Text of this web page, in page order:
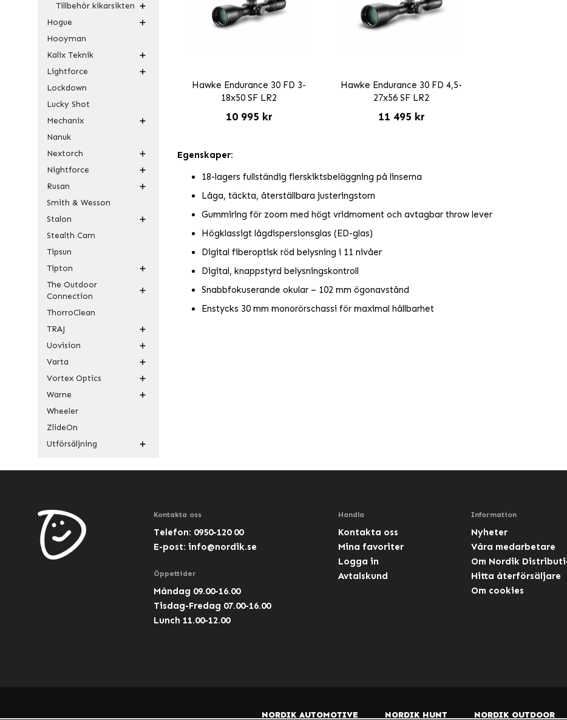
Tillbehör kikarsikten
Hogue
Hooyman
Kalix Teknik
Lightforce
Lockdown
Lucky Shot
Mechanix
Nanuk
Nextorch
Nightforce
Rusan
Smith & Wesson
Stalon
Stealth Cam
Tipsun
Tipton
The Outdoor
Connection
ThorroClean
TRAJ
Uovision
Varta
Vortex Optics
Warne
Wheeler
ZlideOn
Utförsäljning
Hawke Endurance 30 FD 3-
18x50 SF LR2
10 995 kr
Hawke Endurance 30 FD 4,5-
27x56 SF LR2
11 495 kr
Egenskaper:
18-lagers fullständig flerskiktsbeläggning på linserna
Låga, täckta, återställbara justeringstorn
Gummiring för zoom med högt vridmoment och avtagbar throw lever
Högklassigt lågdispersionsglas (ED-glas)
Digital fiberoptisk röd belysning i 11 nivåer
Digital, knappstyrd belysningskontroll
Snabbfokuserande okular – 102 mm ögonavstånd
Enstycks 30 mm monorörschassi för maximal hållbarhet
Kontakta oss
Telefon: 0950-120 00
E-post: info@nordik.se
Öppettider
Måndag 09.00-16.00
Tisdag-Fredag 07.00-16.00
Lunch 11.00-12.00
Handla
Kontakta oss
Mina favoriter
Logga in
Avtalskund
Information
Nyheter
Våra medarbetare
Om Nordik
Hitta återförsäljare
Om cookies
NORDIK AUTOMOTIVE NORDIK HUNT NORDIK OUTDOOR